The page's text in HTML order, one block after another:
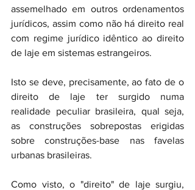
assemelhado em outros ordenamentos
jurídicos, assim como não há direito real
com regime jurídico idêntico ao direito
de laje em sistemas estrangeiros.
Isto se deve, precisamente, ao fato de o
direito de laje ter surgido numa
realidade peculiar brasileira, qual seja,
as construções sobrepostas erigidas
sobre construções-base nas favelas
urbanas brasileiras.
Como visto, o "direito" de laje surgiu,